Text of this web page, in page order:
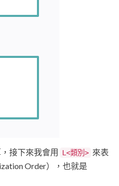
接下來我會用 L<類別> 來表
Order），也就是